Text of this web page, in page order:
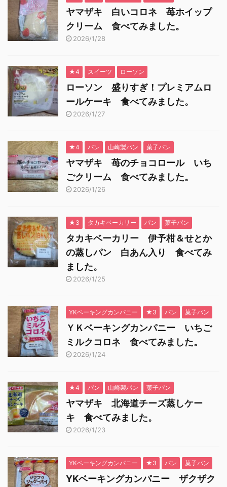
ヤマザキ 白いコロネ 苺ホイップ
クリーム 食べてみました。
2026/1/28
★4 スイーツ ローソン
ローソン 盛りすぎ！プレミアムロ
ールケーキ 食べてみました。
2026/1/27
★4 パン 山崎製パン 菓子パン
ヤマザキ 苺のチョコロール いち
ごクリーム 食べてみました。
2026/1/26
★3 タカキベーカリー パン 菓子パン
タカキベーカリー 伊予柑＆せとか
の蒸しパン 白あん入り 食べてみ
ました。
2026/1/25
YKベーキングカンパニー ★3 パン 菓子パン
ＹＫベーキングカンパニー いちご
ミルクコロネ 食べてみました。
2026/1/24
★4 パン 山崎製パン 菓子パン
ヤマザキ 北海道チーズ蒸しケー
キ 食べてみました。
2026/1/23
YKベーキングカンパニー ★3 パン 菓子パン
YKベーキングカンパニー ザクザク